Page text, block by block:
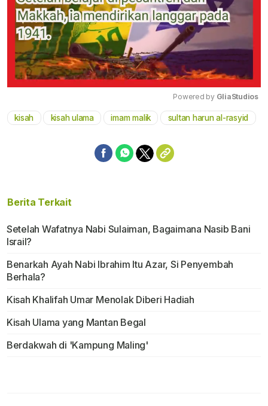
Mute
Powered by GliaStudios
kisah kisah ulama imam malik sultan harun al-rasyid
Berita Terkait
Setelah Wafatnya Nabi Sulaiman, Bagaimana Nasib Bani
Israil?
Benarkah Ayah Nabi Ibrahim Itu Azar, Si Penyembah
Berhala?
Kisah Khalifah Umar Menolak Diberi Hadiah
Kisah Ulama yang Mantan Begal
Berdakwah di 'Kampung Maling'